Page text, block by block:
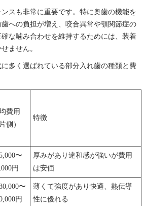
スも非常に重要です。特に奥歯の機能を
への負担が増え、咬合異常や顎関節症の
な噛み合わせを維持するためには、装着
ません。
に多く選ばれている部分入れ歯の種類と費
費用
側）
特徴
〜
円
厚みがあり違和感が強いが費用
は安価
〜
円
薄くて強度があり快適、熱伝導
性に優れる